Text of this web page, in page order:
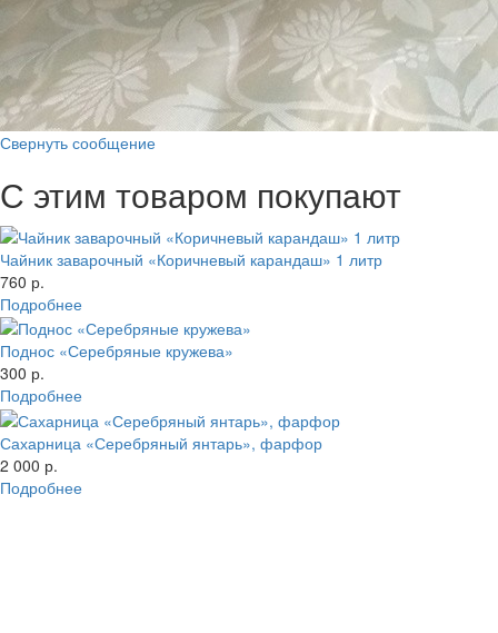
Свернуть сообщение
С этим товаром покупают
Чайник заварочный «Коричневый карандаш» 1 литр
760 р.
Подробнее
Поднос «Серебряные кружева»
300 р.
Подробнее
Сахарница «Серебряный янтарь», фарфор
2 000 р.
Подробнее